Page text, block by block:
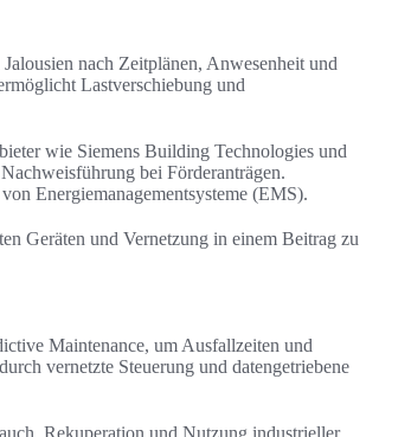
nach Zeitplänen, Anwesenheit und
Lastverschiebung und
wie Siemens Building Technologies und
bei Förderanträgen.
Energiemanagementsysteme (EMS).
Geräten und Vernetzung in einem Beitrag zu
Maintenance, um Ausfallzeiten und
vernetzte Steuerung und datengetriebene
Rekuperation und Nutzung industrieller